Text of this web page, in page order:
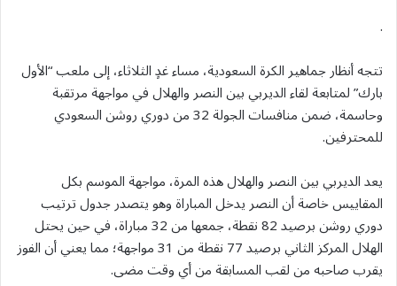
.
تتجه أنظار جماهير الكرة السعودية، مساء غدٍ الثلاثاء، إلى ملعب “الأول
بارك” لمتابعة لقاء الديربي بين النصر والهلال في مواجهة مرتقبة
وحاسمة، ضمن منافسات الجولة 32 من دوري روشن السعودي
للمحترفين.
يعد الديربي بين النصر والهلال هذه المرة، مواجهة الموسم بكل
المقاييس خاصة أن النصر يدخل المباراة وهو يتصدر جدول ترتيب
دوري روشن برصيد 82 نقطة، جمعها من 32 مباراة، في حين يحتل
الهلال المركز الثاني برصيد 77 نقطة من 31 مواجهة؛ مما يعني أن الفوز
يقرب صاحبه من لقب المسابقة من أي وقت مضى.